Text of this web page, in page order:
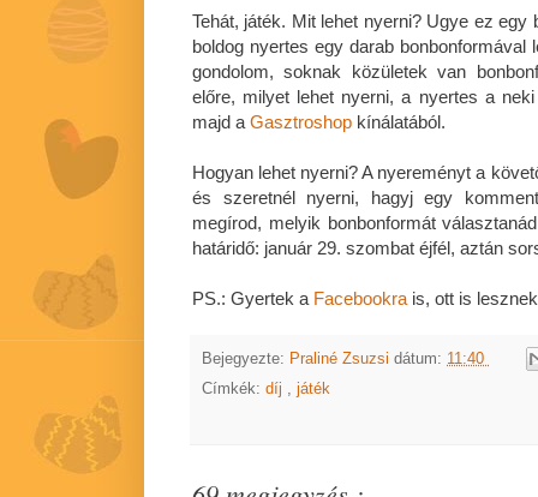
Tehát, játék. Mit lehet nyerni? Ugye ez egy
boldog nyertes egy darab
gondolom, soknak közületek van
előre, milyet lehet nyerni, a nyertes a
majd a Gasztroshop kínálatából.
Hogyan lehet nyerni? A nyereményt a
és szeretnél nyerni, hagyj egy
megírod, melyik bonbonformát
határidő: január 29. szombat éjfél, aztán
PS.: Gyertek a Facebookra is, ott is
Bejegyezte: Praliné Zsuzsi dátum: 11:40
Címkék: díj , játék